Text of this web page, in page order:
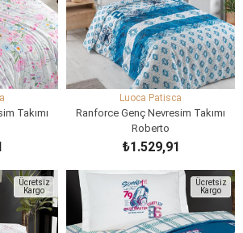
Takımı
Luoca Patisca
Ranforce Genç Nevresim Takımı
Roberto
₺1.529,91
SEPETE EKLE
Ücretsiz
Kargo
Ücretsiz
Kargo